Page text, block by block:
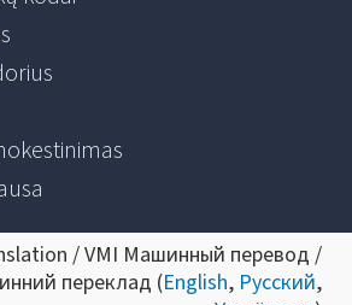
/ VMI Машинный перевод /
переклад (English, Русский,